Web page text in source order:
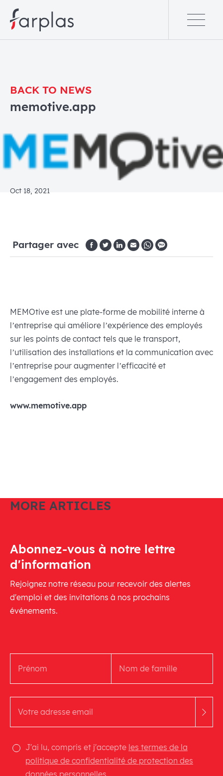
BACK TO NEWS
memotive.app
Oct 18, 2021
Partager avec
MEMOtive est une plate-forme de mobilité interne à
l’entreprise qui améliore l’expérience des employés
sur les points de contact tels que le transport,
l’utilisation des installations et la communication avec
l’entreprise pour augmenter l’efficacité et
l’engagement des employés.
www.memotive.app
MORE ARTICLES
Abonnez-vous à notre lettre
d'information
Rejoignez notre réseau pour recevoir des alertes
d'emploi et des invitations à nos prochains
événements.
J'ai lu, compris et j'accepte les termes de la
politique de confidentialité de protection des
données personnelles